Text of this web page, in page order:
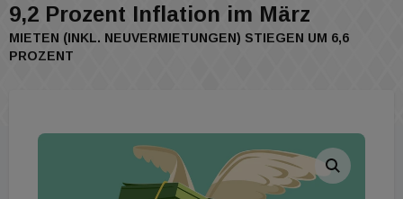
9,2 Prozent Inflation im März
MIETEN (INKL. NEUVERMIETUNGEN) STIEGEN UM 6,6
PROZENT